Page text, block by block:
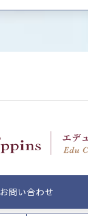
お問い合わせ